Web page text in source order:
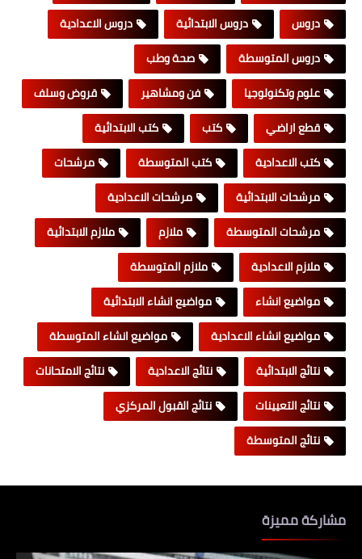
دروس
دروس الابتدائية
دروس الاعدادية
دروس المتوسطة
صحة وطب
علوم وتكنولوجيا
فن ومشاهير
قروض وسلف
قطع اراضي
كتب
كتب الابتدائية
كتب الاعدادية
كتب المتوسطة
مرشحات
مرشحات الابتدائية
مرشحات الاعدادية
مرشحات المتوسطة
ملازم
ملازم الابتدائية
ملازم الاعدادية
ملازم المتوسطة
مواضيع انشاء
مواضيع انشاء الابتدائية
مواضيع انشاء الاعدادية
مواضيع انشاء المتوسطة
نتائج الابتدائية
نتائج الاعدادية
نتائج الامتحانات
نتائج التعيينات
نتائج القبول المركزي
نتائج المتوسطة
مشاركة مميزة